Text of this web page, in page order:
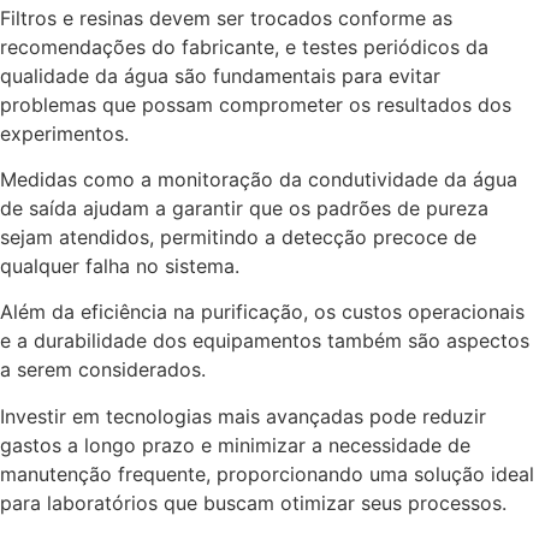
Filtros e resinas devem ser trocados conforme as
recomendações do fabricante, e testes periódicos da
qualidade da água são fundamentais para evitar
problemas que possam comprometer os resultados dos
experimentos.
Medidas como a monitoração da condutividade da água
de saída ajudam a garantir que os padrões de pureza
sejam atendidos, permitindo a detecção precoce de
qualquer falha no sistema.
Além da eficiência na purificação, os custos operacionais
e a durabilidade dos equipamentos também são aspectos
a serem considerados.
Investir em tecnologias mais avançadas pode reduzir
gastos a longo prazo e minimizar a necessidade de
manutenção frequente, proporcionando uma solução ideal
para laboratórios que buscam otimizar seus processos.